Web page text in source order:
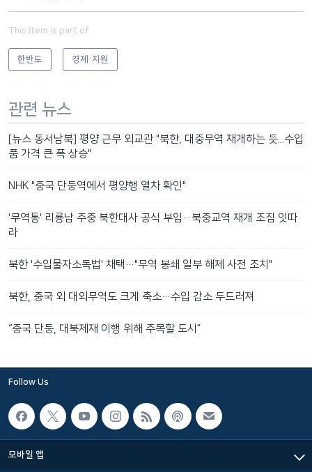
This item is part of
한반도 경제·지원
관련 뉴스
[뉴스 동서남북] 평양 근무 외교관 "북한, 대중무역 재개하는 듯...수입
품 가격 큰 폭 상승"
NHK "중국 단둥역에서 평양행 열차 확인"
'무역통' 리룡남 주중 북한대사 공식 부임…북중교역 재개 조짐 잇따
라
북한 '수입물자소독법' 채택…"무역 봉쇄 일부 해제 사전 조치"
북한, 중국 외 대외무역도 크게 축소…수입 감소 두드러져
“중국 단둥, 대북제재 이행 위해 주목할 도시”
Follow Us
모바일 앱